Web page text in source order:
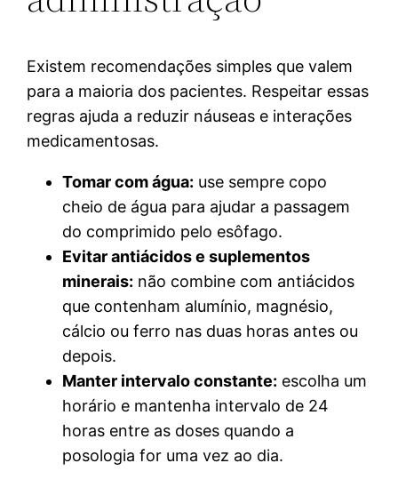
Existem recomendações simples que valem
para a maioria dos pacientes. Respeitar essas
regras ajuda a reduzir náuseas e interações
medicamentosas.
Tomar com água: use sempre copo
cheio de água para ajudar a passagem
do comprimido pelo esôfago.
Evitar antiácidos e suplementos
minerais: não combine com antiácidos
que contenham alumínio, magnésio,
cálcio ou ferro nas duas horas antes ou
depois.
Manter intervalo constante: escolha um
horário e mantenha intervalo de 24
horas entre as doses quando a
posologia for uma vez ao dia.